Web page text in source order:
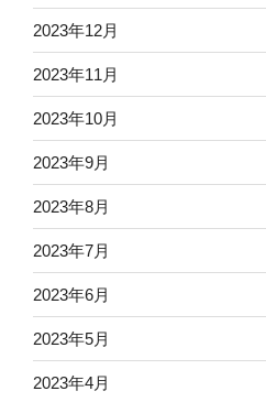
2023年12月
2023年11月
2023年10月
2023年9月
2023年8月
2023年7月
2023年6月
2023年5月
2023年4月